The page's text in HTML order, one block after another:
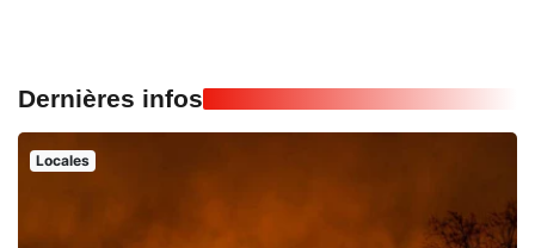
Dernières infos
Locales